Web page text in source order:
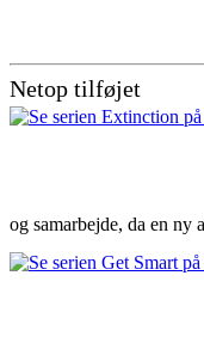
Netop tilføjet
og samarbejde, da en ny